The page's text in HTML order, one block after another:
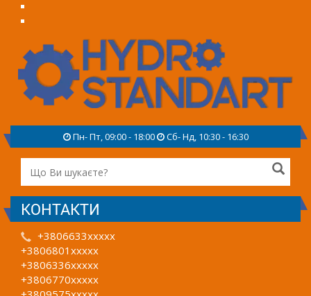
Пн- Пт, 09:00 - 18:00 Сб- Нд, 10:30 - 16:30
КОНТАКТИ
+3806633xxxxx
+3806801xxxxx
+3806336xxxxx
+3806770xxxxx